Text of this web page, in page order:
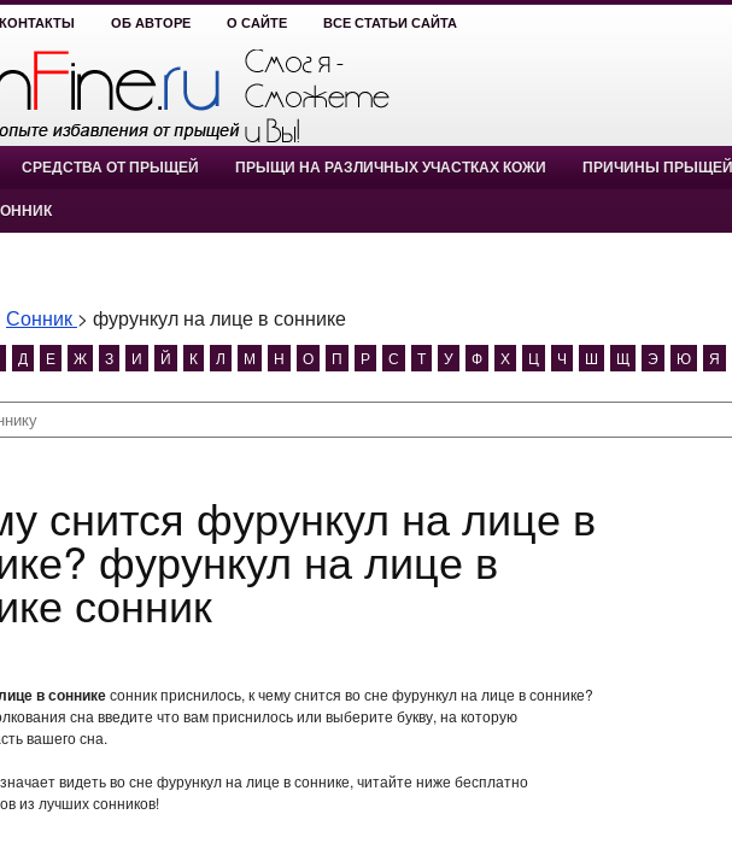
КОНТАКТЫ ОБ АВТОРЕ О САЙТЕ ВСЕ СТАТЬИ САЙТА
СРЕДСТВА ОТ ПРЫЩЕЙ ПРЫЩИ НА РАЗЛИЧНЫХ УЧАСТКАХ КОЖИ ПРИЧИНЫ ПРЫЩЕЙ
Сонник > фурункул на лице в соннике
Д Е Ж З И Й К Л М Н О П Р С Т У Ф Х Ц Ч Ш Щ Э Ю Я
фурункул на лице в
сонник
в сонникесонник приснилось, к чему снится во сне фурункул на лице в соннике?
сна введите что вам приснилось или выберите букву, на которую
вашего сна.
видеть во сне фурункул на лице в соннике, читайте ниже бесплатно
из лучших сонников!